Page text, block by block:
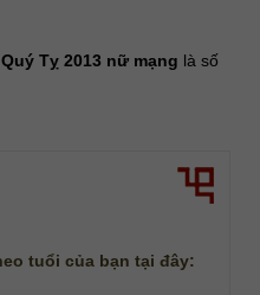
Tỵ 2013 nữ mạng là số
tuổi của bạn tại đây: